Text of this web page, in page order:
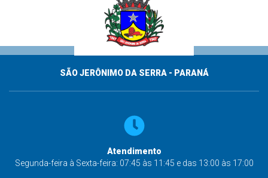
SÃO JERÔNIMO DA SERRA - PARANÁ
Atendimento
Segunda-feira à Sexta-feira: 07:45 às 11:45 e das 13:00 às 17:00